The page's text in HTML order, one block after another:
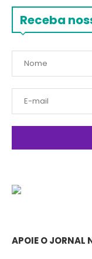
Receba
APOIE O JORNAL